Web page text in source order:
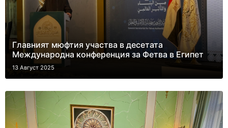
Главният мюфтия участва в десетата
Международна конференция за Фетва в Египет
13 Август 2025